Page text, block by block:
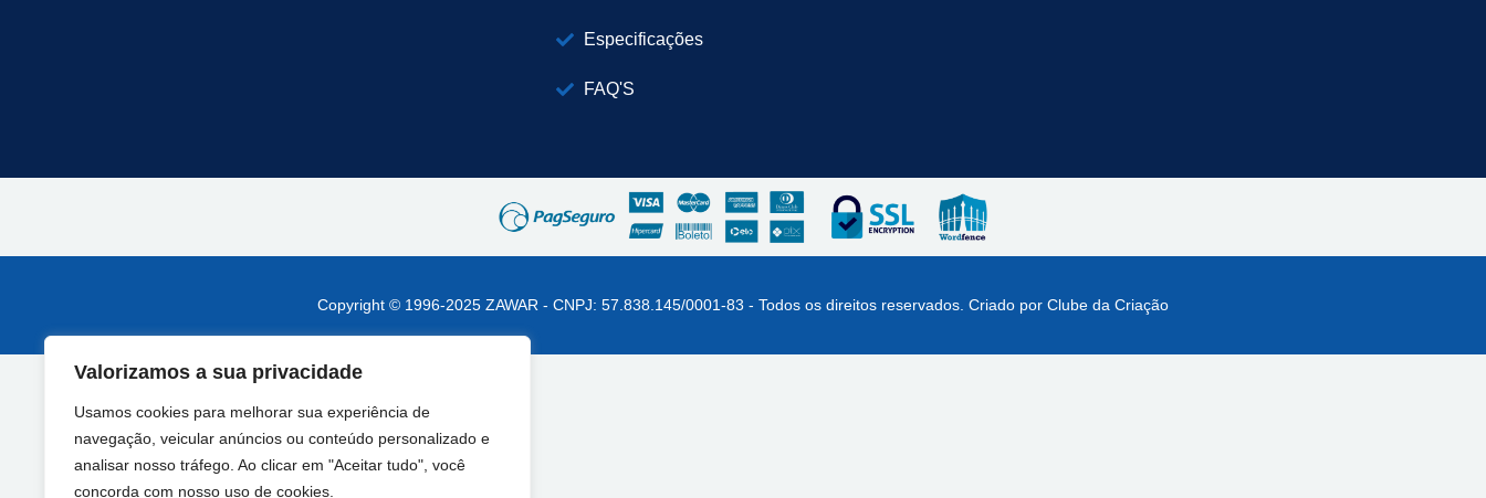
Valorizamos a sua privacidade
Usamos cookies para melhorar sua experiência de
navegação, veicular anúncios ou conteúdo personalizado e
analisar nosso tráfego. Ao clicar em "Aceitar tudo", você
concorda com nosso uso de cookies.
Especificações
FAQ'S
Copyright © 1996-2025 ZAWAR - CNPJ: 57.838.145/0001-83 - Todos os direitos reservados. Criado por Clube da Criação